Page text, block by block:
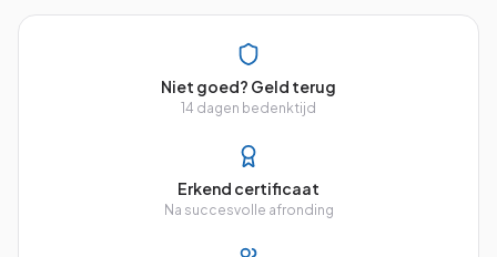
Niet goed? Geld terug
14 dagen bedenktijd
Erkend certificaat
Na succesvolle afronding